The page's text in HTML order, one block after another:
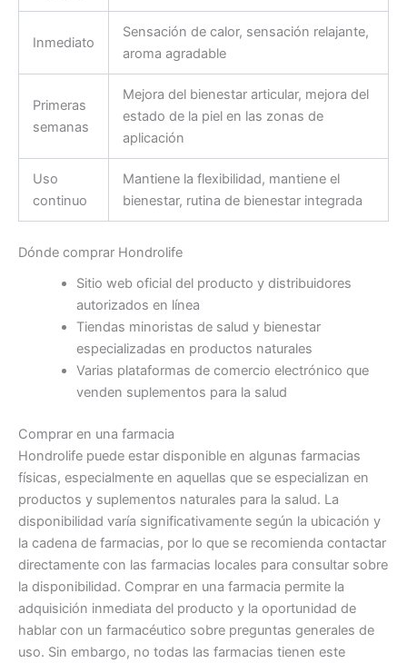
Inmediato
Sensación de calor, sensación relajante,
aroma agradable
Primeras
semanas
Mejora del bienestar articular, mejora del
estado de la piel en las zonas de
aplicación
Uso
continuo
Mantiene la flexibilidad, mantiene el
bienestar, rutina de bienestar integrada
Dónde comprar Hondrolife
Sitio web oficial del producto y distribuidores
autorizados en línea
Tiendas minoristas de salud y bienestar
especializadas en productos naturales
Varias plataformas de comercio electrónico que
venden suplementos para la salud
Comprar en una farmacia
Hondrolife puede estar disponible en algunas farmacias
físicas, especialmente en aquellas que se especializan en
productos y suplementos naturales para la salud. La
disponibilidad varía significativamente según la ubicación y
la cadena de farmacias, por lo que se recomienda contactar
directamente con las farmacias locales para consultar sobre
la disponibilidad. Comprar en una farmacia permite la
adquisición inmediata del producto y la oportunidad de
hablar con un farmacéutico sobre preguntas generales de
uso. Sin embargo, no todas las farmacias tienen este